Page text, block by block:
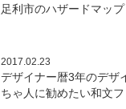
足利市のハザードマップ
2017.02.23
デザイナー暦3年のデザ
ちゃ人に勧めたい和文フ